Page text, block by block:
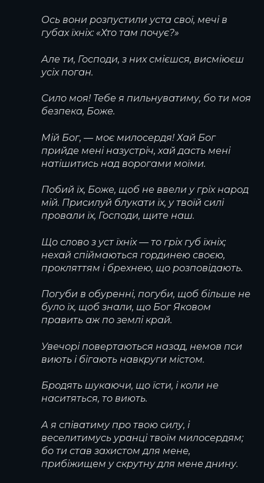
Ось вони розпустили уста свої, мечі в
губах їхніх: «Хто там почує?»
Але ти, Господи, з них смієшся, висміюєш
усіх поган.
Сило моя! Тебе я пильнуватиму, бо ти моя
безпека, Боже.
Мій Бог, — моє милосердя! Хай Бог
прийде мені назустріч, хай дасть мені
натішитись над ворогами моїми.
Побий їх, Боже, щоб не ввели у гріх народ
мій. Присилуй блукати їх, у твоїй силі
провали їх, Господи, щите наш.
Що слово з уст їхніх — то гріх губ їхніх;
нехай спіймаються гординею своєю,
прокляттям і брехнею, що розповідають.
Погуби в обуренні, погуби, щоб більше не
було їх, щоб знали, що Бог Яковом
править аж по землі край.
Увечорі повертаються назад, немов пси
виють і бігають навкруги містом.
Бродять шукаючи, що їсти, і коли не
наситяться, то виють.
А я співатиму про твою силу, і
веселитимусь уранці твоїм милосердям;
бо ти став захистом для мене,
прибіжищем у скрутну для мене днину.